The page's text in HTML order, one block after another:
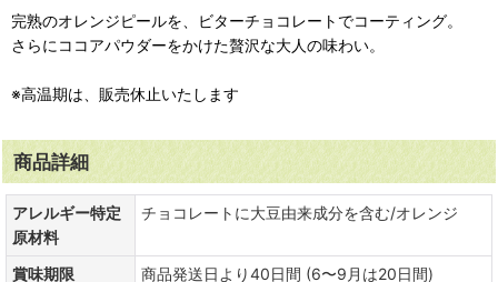
完熟のオレンジピールを、ビターチョコレートでコーティング。
さらにココアパウダーをかけた贅沢な大人の味わい。
※高温期は、販売休止いたします
商品詳細
アレルギー特定
原材料
チョコレートに大豆由来成分を含む/オレンジ
賞味期限
商品発送日より40日間 (6〜9月は20日間)